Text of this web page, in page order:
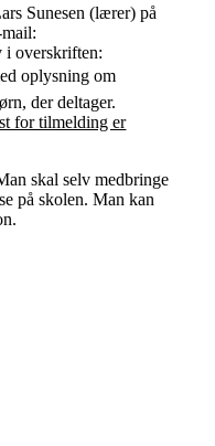
Sunesen (lærer) på
i overskriften:
oplysning om
der deltager.
for tilmelding er
skal selv medbringe
på skolen. Man kan